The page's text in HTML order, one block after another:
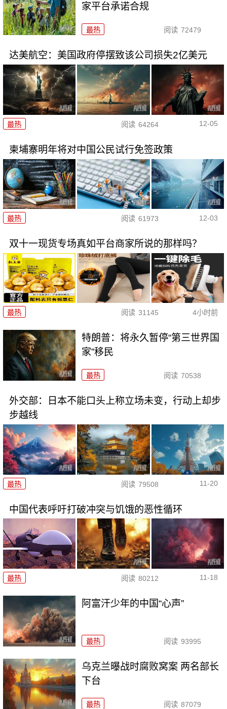
家平台承诺合规
最热 阅读 72479
达美航空：美国政府停摆致该公司损失2亿美元
最热 阅读 64264 12-05
柬埔寨明年将对中国公民试行免签政策
最热 阅读 61973 12-03
双十一现货专场真如平台商家所说的那样吗？
最热 阅读 31145 4小时前
特朗普：将永久暂停“第三世界国
家”移民
最热 阅读 70538
外交部：日本不能口头上称立场未变，行动上却步
步越线
最热 阅读 79508 11-20
中国代表呼吁打破冲突与饥饿的恶性循环
最热 阅读 80212 11-18
阿富汗少年的中国“心声”
最热 阅读 93995
乌克兰曝战时腐败窝案 两名部长
下台
最热 阅读 87079